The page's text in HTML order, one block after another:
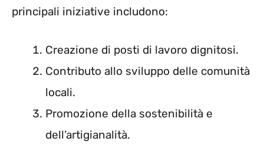
principali iniziative includono:
Creazione di posti di lavoro dignitosi.
Contributo allo sviluppo delle comunità
locali.
Promozione della sostenibilità e
dell’artigianalità.